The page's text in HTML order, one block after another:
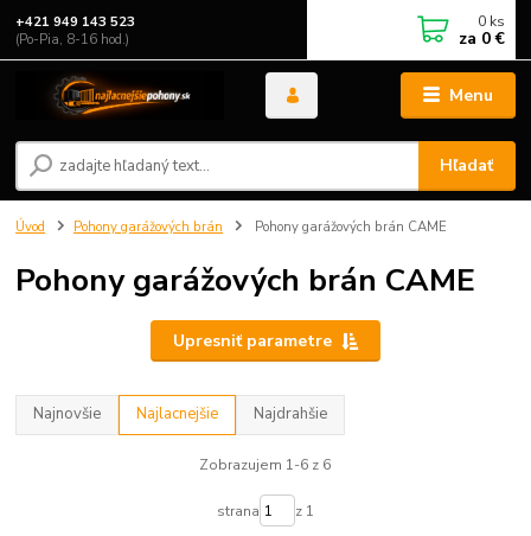
Menu
Hľadať
+421 949 143 523
(Po-Pia, 8-16 hod.)
0 ks
za 0 €
Úvod Pohony garážových brán Pohony garážových brán CAME
Pohony garážových brán CAME
Upresniť parametre
Najnovšie Najlacnejšie Najdrahšie
Zobrazujem 1-6 z 6
strana z 1